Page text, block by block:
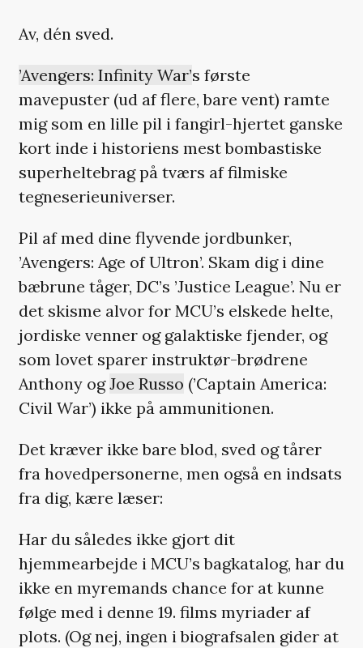
Av, dén sved.
’Avengers: Infinity War’s første
mavepuster (ud af flere, bare vent) ramte
mig som en lille pil i fangirl-hjertet ganske
kort inde i historiens mest bombastiske
superheltebrag på tværs af filmiske
tegneserieuniverser.
Pil af med dine flyvende jordbunker,
’Avengers: Age of Ultron’. Skam dig i dine
bæbrune tåger, DC’s ’Justice League’. Nu er
det skisme alvor for MCU’s elskede helte,
jordiske venner og galaktiske fjender, og
som lovet sparer instruktør-brødrene
Anthony ogJoe Russo (’Captain America:
Civil War’) ikke på ammunitionen.
Det kræver ikke bare blod, sved og tårer
fra hovedpersonerne, men også en indsats
fra dig, kære læser:
Har du således ikke gjort dit
hjemmearbejde i MCU’s bagkatalog, har du
ikke en myremands chance for at kunne
følge med i denne 19. films myriader af
plots. (Og nej, ingen i biografsalen gider at